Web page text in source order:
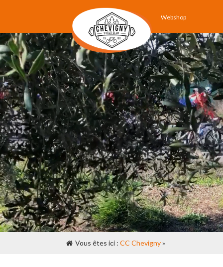
Webshop
Vous êtes ici : CC Chevigny»